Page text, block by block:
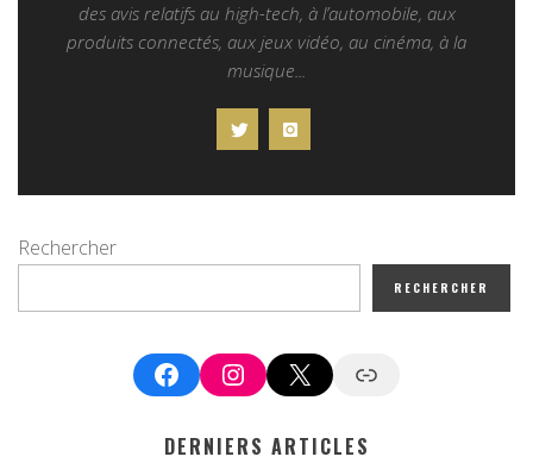
des avis relatifs au high-tech, à l’automobile, aux
produits connectés, aux jeux vidéo, au cinéma, à la
musique...
Rechercher
RECHERCHER
FacebookInstagram
X Google News
DERNIERS ARTICLES